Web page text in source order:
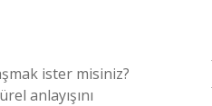
ister misiniz?
anlayışını